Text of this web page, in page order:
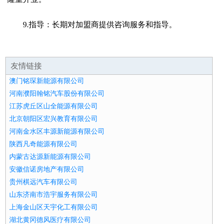
9.指导：长期对加盟商提供咨询服务和指导。
友情链接
澳门铭琛新能源有限公司
河南濮阳翰铭汽车股份有限公司
江苏虎丘区山全能源有限公司
北京朝阳区宏兴教育有限公司
河南金水区丰源新能源有限公司
陕西凡奇能源有限公司
内蒙古达源新能源有限公司
安徽信诺房地产有限公司
贵州棋远汽车有限公司
山东济南市浩宇服务有限公司
上海金山区天宇化工有限公司
湖北黄冈德风医疗有限公司